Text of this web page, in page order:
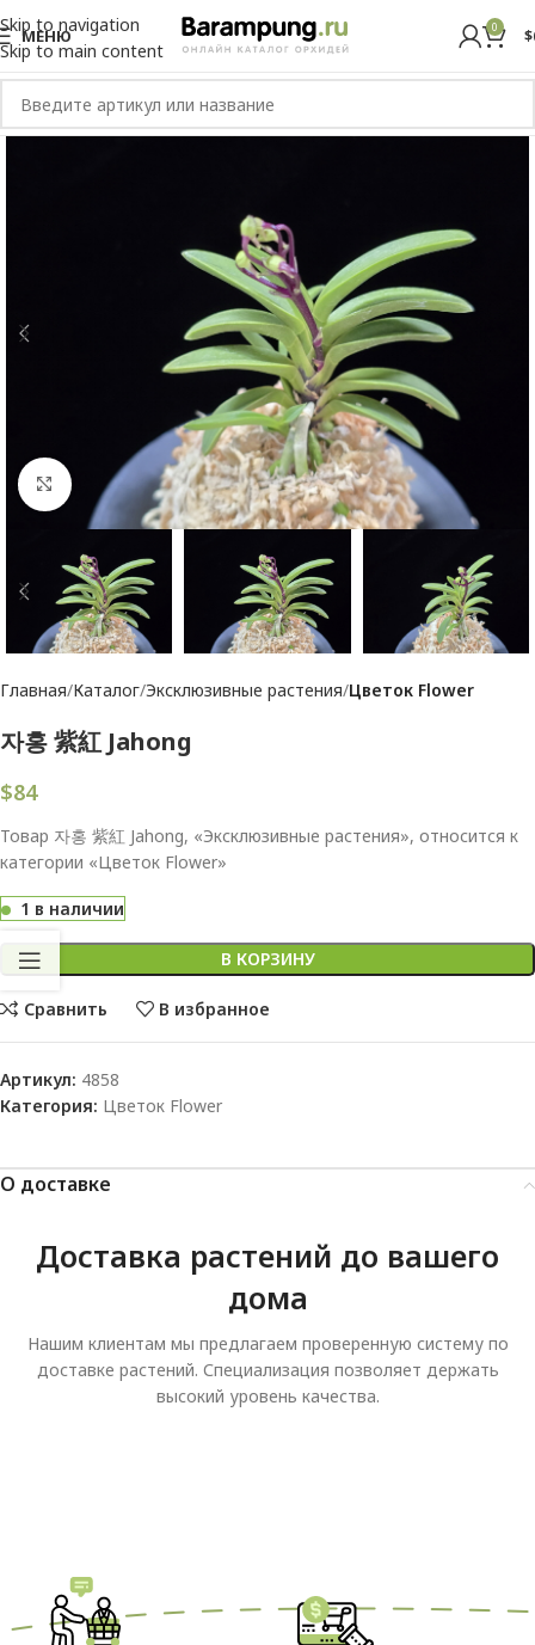
Skip to navigation
Skip to main content
МЕНЮ 0 $
Увеличить
Главная Каталог Эксклюзивные растения Цветок Flower
자홍 紫紅 Jahong
$84
Товар 자홍 紫紅 Jahong, «Эксклюзивные растения», относится к
категории «Цветок Flower»
1 в наличии
В КОРЗИНУ
Сравнить В избранное
Артикул: 4858
Категория: Цветок Flower
О доставке
Доставка растений до вашего
дома
Нашим клиентам мы предлагаем проверенную систему по
доставке растений. Специализация позволяет держать
высокий уровень качества.